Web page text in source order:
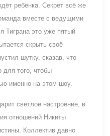
ребёнка. Секрет всё же
вместе с ведущими
Тиграна это уже пятый
скрыть своё
шутку, сказав, что
для того, чтобы
именно на этом шоу.
светлое настроение, в
отношений Никиты
Коллектив давно